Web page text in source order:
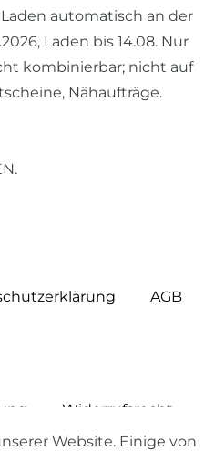
automatisch an der
Laden bis 14.08. Nur
kombinierbar; nicht auf
Nähaufträge.
AGB
Widerrufs­recht
Website. Einige von